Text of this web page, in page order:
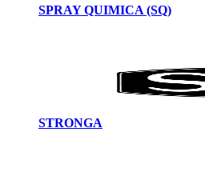
SPRAY QUIMICA (SQ)
STRONGA